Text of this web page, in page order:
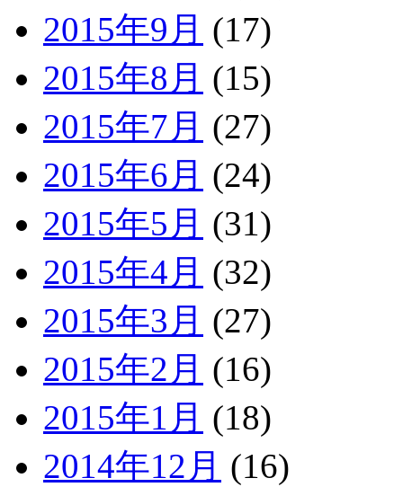
2015年9月 (17)
2015年8月 (15)
2015年7月 (27)
2015年6月 (24)
2015年5月 (31)
2015年4月 (32)
2015年3月 (27)
2015年2月 (16)
2015年1月 (18)
2014年12月 (16)